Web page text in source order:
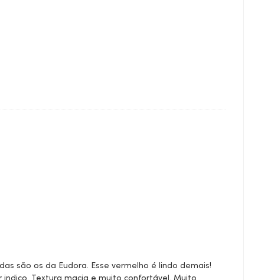
são os da Eudora. Esse vermelho é lindo demais!
Textura macia e muito confortável. Muito